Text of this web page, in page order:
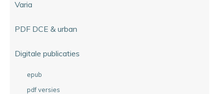
Varia
PDF DCE & urban
Digitale publicaties
epub
pdf versies